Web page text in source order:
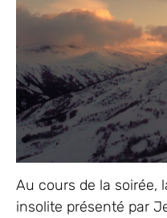
Au cours de la soirée,
insolite présenté par